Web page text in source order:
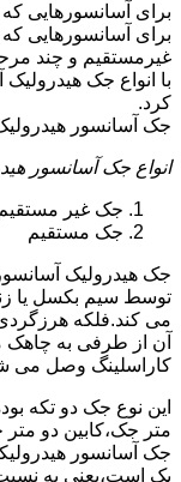
غیرمستقیم و چند
با انواع جک
کرد.
جک آسانسور
انواع جک آسانسور
جک غیر مستقیم
جک مستقیم
جک هیدرولیک
توسط سیم بکسل یا
می کند.فلکه
آن از طرفی به
کاراسلینگ وصل می
این نوع جک دو تکه
متر جک،کابین دو
جک آسانسور
یک است،یعنی به